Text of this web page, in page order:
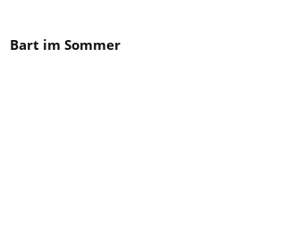
Bart im Sommer